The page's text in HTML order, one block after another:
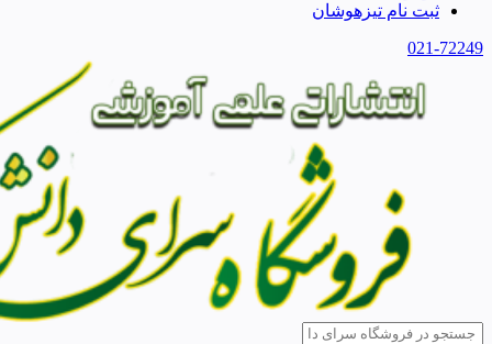
ثبت نام تیزهوشان
021-72249